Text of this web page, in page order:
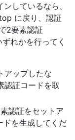
しているなら、
に戻り、認証
2要素認証
れかを行ってく
アップしたな
認証コードを取
認証をセットア
ドを生成してくだ